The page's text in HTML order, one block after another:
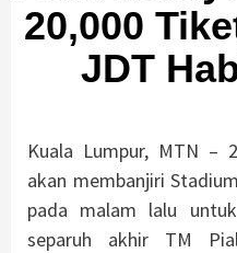
20,000
JDT
Kuala Lumpur, MTN –
akan membanjiri
pada malam lalu
separuh akhir TM